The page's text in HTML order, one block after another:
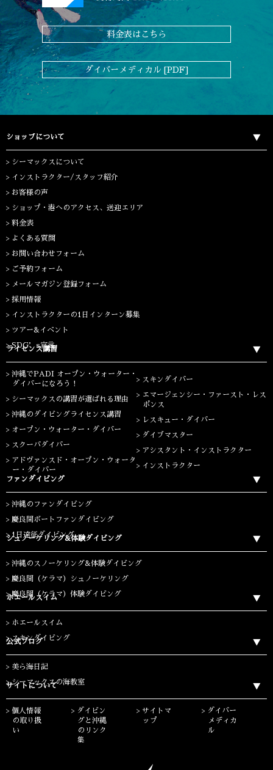
料金表はこちら
ダイバーメディカル [PDF]
ショップについて
シーマックスについて
インストラクター/スタッフ紹介
お客様の声
ショップ・港へのアクセス、送迎エリア
料金表
よくある質問
お問い合わせフォーム
ご予約フォーム
メールマガジン登録フォーム
採用情報
インストラクターの1日インターン募集
ツアー&イベント
SDG’s宣言
ライセンス講習
沖縄でPADI オープン・ウォーター・
ダイバーになろう！
シーマックスの講習が選ばれる理由
沖縄のダイビングライセンス講習
オープン・ウォーター・ダイバー
スクーバダイバー
アドヴァンスド・オープン・ウォータ
ー・ダイバー
スキンダイバー
エマージェンシー・ファースト・レス
ポンス
レスキュー・ダイバー
ダイブマスター
アシスタント・インストラクター
インストラクター
ファンダイビング
沖縄のファンダイビング
慶良間ボートファンダイビング
1日遠征ダイビング
シュノーケリング&体験ダイビング
沖縄のスノーケリング&体験ダイビング
慶良間（ケラマ）シュノーケリング
慶良間（ケラマ）体験ダイビング
ホエールスイム
ホエールスイム
スキンダイビング
公式ブログ
美ら海日記
シーマックスの海教室
サイトについて
個人情報
の取り扱
い
ダイビン
グと沖縄
のリンク
集
サイトマ
ップ
ダイバー
メディカ
ル